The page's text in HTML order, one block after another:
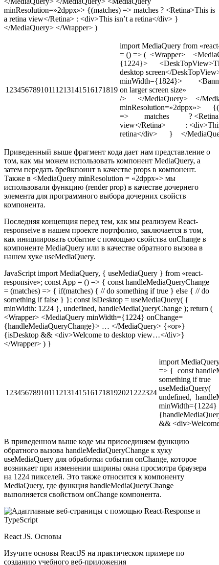
minResolution=»2dppx»> {(matches) => matches ? <Retina>This is
a retina view</Retina> : <div>This isn’t a retina</div> }
</MediaQuery> </Wrapper> )
12345678910111213141516171819
import MediaQuery from
= () => ( <Wrapper>
{1224}>
desktop screen</
minWidth={1824}>
on larger screen size»
/> </MediaQuery> </
minResolution=»2dppx»>
=> matches ?
view</Retina> : <div>This
retina</div> } </
Приведенный выше фрагмент кода дает нам представление о
том, как мы можем использовать компонент MediaQuery, а
затем передать брейкпоинт в качестве props в компонент.
Также в <MediaQuery minResolution = «2dppx»> мы
использовали функцию (render prop) в качестве дочернего
элемента для программного выбора дочерних свойств
компонента.
Последняя концепция перед тем, как мы реализуем React-
responseive в нашем проекте портфолио, заключается в том,
как инициировать событие с помощью свойства onChange в
компоненте MediaQuery или в качестве обратного вызова в
нашем хуке useMediaQuery.
JavaScript import MediaQuery, { useMediaQuery } from «react-
responsive»; const App = () => { const handleMediaQueryChange
= (matches) => { if(matches) { // do something if true } else { // do
something if false } }; const isDesktop = useMediaQuery( {
minWidth: 1224 }, undefined, handleMediaQueryChange ); return (
<Wrapper> <MediaQuery minWidth={1224} onChange=
{handleMediaQueryChange}> … </MediaQuery> {«or»}
{isDesktop && <div>Welcome to desktop view…</div>}
</Wrapper> ) }
123456789101112131415161718192021222324
import
=> { const
something if
useMediaQuery(
undefined,
minWidth={1224}
&&
В приведенном выше коде мы присоединяем функцию
обратного вызова handleMediaQueryChange к хуку
useMediaQuery для обработки события onChange, которое
возникает при изменении ширины окна просмотра браузера
на 1224 пикселей. Это также относится к компоненту
MediaQuery, где функция handleMediaQueryChange
выполняется свойством onChange компонента.
React JS. Основы
Изучите основы ReactJS на практическом примере по
созданию учебного веб-приложения